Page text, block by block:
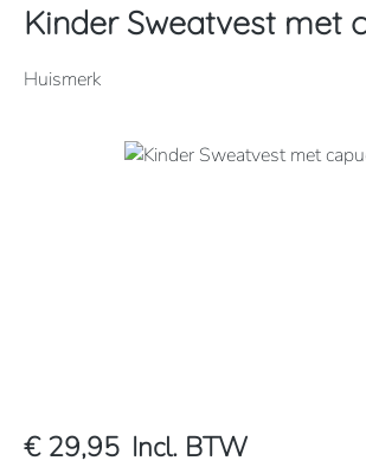
Kinder Sweatvest met
Huismerk
Afbeeldingengalerij overslaan
€ 29,95 Incl. BTW